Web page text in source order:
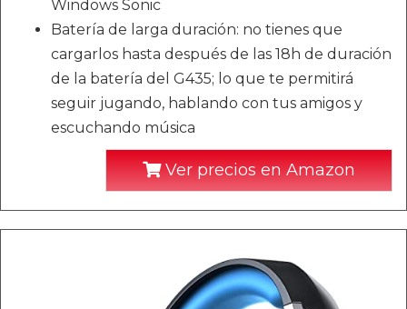
Windows Sonic
Batería de larga duración: no tienes que
cargarlos hasta después de las 18h de duración
de la batería del G435; lo que te permitirá
seguir jugando, hablando con tus amigos y
escuchando música
Ver precios en Amazon